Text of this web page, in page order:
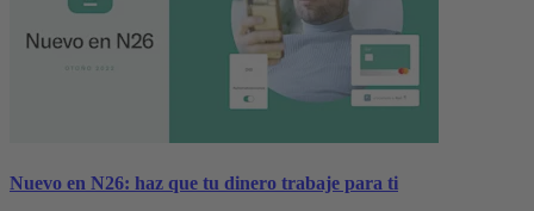
Nuevo en N26: haz que tu dinero trabaje para ti